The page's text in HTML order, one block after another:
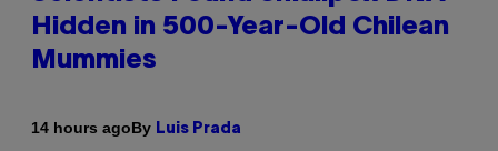
Hidden in 500-Year-Old Chilean
Mummies
14 hours agoBy Luis Prada